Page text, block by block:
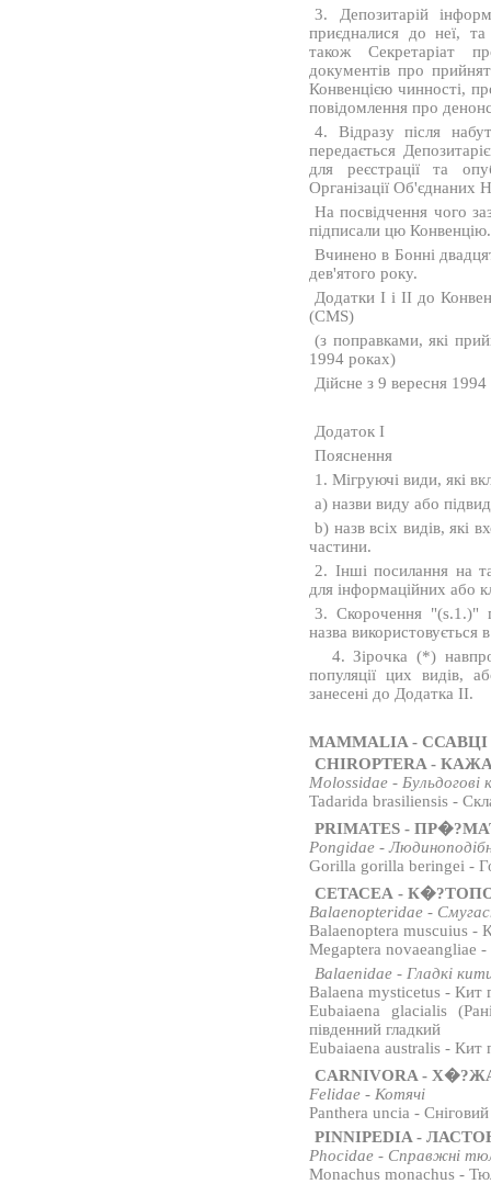
3. Депозитарій
приєдналися до неї, та
також Секретаріат
документів про
Конвенцією чинності,
повідомлення про
4. Відразу після
передається
для реєстрації та
Організації Об'єднаних
На посвідчення чого
підписали цю Конвенцію.
Вчинено в Бонні
дев'ятого року.
Додатки I і II до
(CMS)
(з поправками, які
1994 роках)
Дійсне з 9 вересня 1994
Додаток I
Пояснення
1. Мігруючі види, які
a) назви виду або
b) назв всіх видів, які
частини.
2. Інші посилання на
для інформаційних або
3. Скорочення "(s.1.)"
назва
4. Зірочка (*)
популяції цих видів,
занесені до Додатка II.
MAMMALIA - ССАВЦІ
CHIROPTERA -
Molossidae - Бульдогові
Tadarida brasiliensis -
PRIMATES -
Pongidae -
Gorilla gorilla beringei -
СЕТАСЕА -
Balaenopteridae -
Balaenoptera muscuius -
Megaptera novaeangliae
Balaenidae - Гладкі
Balaena mysticetus - Кит
Eubaiaena glacialis
південний гладкий
Eubaiaena australis - Кит
CARNIVORA -
Felidae - Котячі
Panthera uncia -
PINNIPEDIA -
Phocidae - Справжні
Monachus monachus -